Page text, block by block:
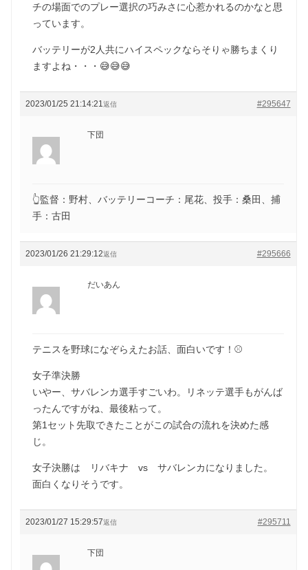
チの場面でのプレー選択の巧みさに心惹かれるのかなと思
っています。
バッテリーが2人共にハイスペックならそりゃ勝ちまくり
ますよね・・・😅😅😅
2023/01/25 21:14:21 #295647
返信
下団
👆監督：野村、バッテリーコーチ：尾花、投手：桑田、捕
手：古田
2023/01/26 21:29:12 #295666
返信
だいあん
テニスを野球になぞらえたお話、面白いです！⚾
女子準決勝
いやー、サバレンカ選手すごいわ。リネッテ選手もがんば
ったんですがね、最後粘って。
第1セット先取できたことがこの試合の流れを決めた感
じ。
女子決勝は リバキナ vs サバレンカになりました。
面白くなりそうです。
2023/01/27 15:29:57 #295711
返信
下団